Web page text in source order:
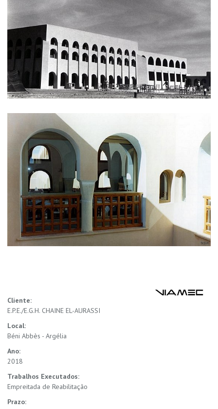
Cliente:
E.P.E./E.G.H. CHAINE EL-AURASSI
Local:
Béni Abbès - Argélia
Ano:
2018
Trabalhos Executados:
Empreitada de Reabilitação
Prazo: